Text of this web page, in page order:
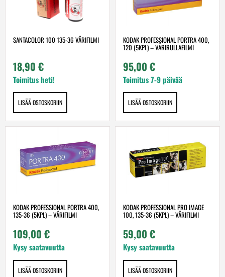
SANTACOLOR 100 135-36 VÄRIFILMI
18,90 €
Toimitus heti!
LISÄÄ OSTOSKORIIN
KODAK PROFESSIONAL PORTRA 400,
120 (5KPL) – VÄRIRULLAFILMI
95,00 €
Toimitus 7-9 päivää
LISÄÄ OSTOSKORIIN
KODAK PROFESSIONAL PORTRA 400,
135-36 (5KPL) – VÄRIFILMI
109,00 €
Kysy saatavuutta
LISÄÄ OSTOSKORIIN
KODAK PROFESSIONAL PRO IMAGE
100, 135-36 (5KPL) – VÄRIFILMI
59,00 €
Kysy saatavuutta
LISÄÄ OSTOSKORIIN